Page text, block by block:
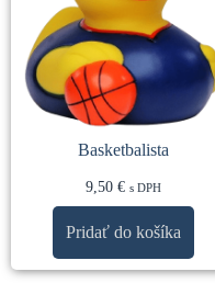
Basketbalista
9,50 € s DPH
Pridať do košíka